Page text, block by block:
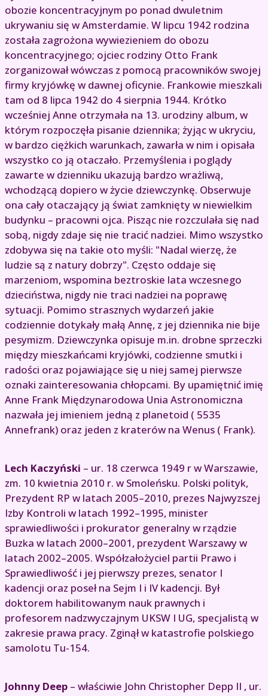
obozie koncentracyjnym po ponad dwuletnim
ukrywaniu się w Amsterdamie. W lipcu 1942 rodzina
została zagrożona wywiezieniem do obozu
koncentracyjnego; ojciec rodziny Otto Frank
zorganizował wówczas z pomocą pracowników swojej
firmy kryjówkę w dawnej oficynie. Frankowie mieszkali
tam od 8 lipca 1942 do 4 sierpnia 1944. Krótko
wcześniej Anne otrzymała na 13. urodziny album, w
którym rozpoczęła pisanie dziennika; żyjąc w ukryciu,
w bardzo ciężkich warunkach, zawarła w nim i opisała
wszystko co ją otaczało. Przemyślenia i poglądy
zawarte w dzienniku ukazują bardzo wrażliwą,
wchodzącą dopiero w życie dziewczynkę. Obserwuje
ona cały otaczający ją świat zamknięty w niewielkim
budynku – pracowni ojca. Pisząc nie rozczulała się nad
sobą, nigdy zdaje się nie tracić nadziei. Mimo wszystko
zdobywa się na takie oto myśli: "Nadal wierzę, że
ludzie są z natury dobrzy". Często oddaje się
marzeniom, wspomina beztroskie lata wczesnego
dzieciństwa, nigdy nie traci nadziei na poprawę
sytuacji. Pomimo strasznych wydarzeń jakie
codziennie dotykały małą Annę, z jej dziennika nie bije
pesymizm. Dziewczynka opisuje m.in. drobne sprzeczki
między mieszkańcami kryjówki, codzienne smutki i
radości oraz pojawiające się u niej samej pierwsze
oznaki zainteresowania chłopcami. By upamiętnić imię
Anne Frank Międzynarodowa Unia Astronomiczna
nazwała jej imieniem jedną z planetoid ( 5535
Annefrank) oraz jeden z kraterów na Wenus ( Frank).
Lech Kaczyński – ur. 18 czerwca 1949 r w Warszawie,
zm. 10 kwietnia 2010 r. w Smoleńsku. Polski polityk,
Prezydent RP w latach 2005–2010, prezes Najwyzszej
Izby Kontroli w latach 1992–1995, minister
sprawiedliwości i prokurator generalny w rządzie
Buzka w latach 2000–2001, prezydent Warszawy w
latach 2002–2005. Współzałożyciel partii Prawo i
Sprawiedliwość i jej pierwszy prezes, senator I
kadencji oraz poseł na Sejm I i IV kadencji. Był
doktorem habilitowanym nauk prawnych i
profesorem nadzwyczajnym UKSW I UG, specjalistą w
zakresie prawa pracy. Zginął w katastrofie polskiego
samolotu Tu-154.
Johnny Deep – właściwie John Christopher Depp II , ur.